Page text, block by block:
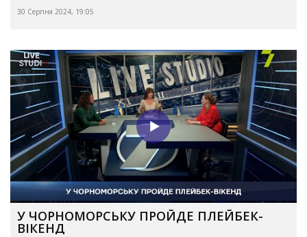
30 Серпня 2024, 19:05
У ЧОРНОМОРСЬКУ ПРОЙДЕ ПЛЕЙБЕК-
ВІКЕНД